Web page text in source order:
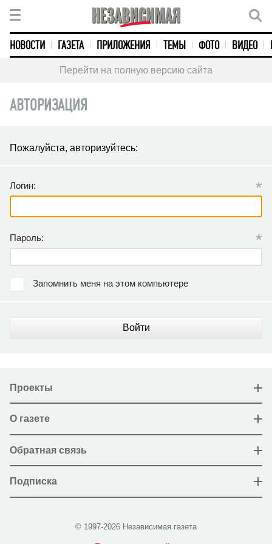
НОВОСТИ ГАЗЕТА ПРИЛОЖЕНИЯ ТЕМЫ ФОТО ВИДЕО
Перейти на полную версию сайта
АВТОРИЗАЦИЯ
Пожалуйста, авторизуйтесь:
Логин: *
Пароль: *
Запомнить меня на этом компьютере
Войти
Проекты
О газете
Обратная связь
Подписка
© 1997-2026 Независимая газета